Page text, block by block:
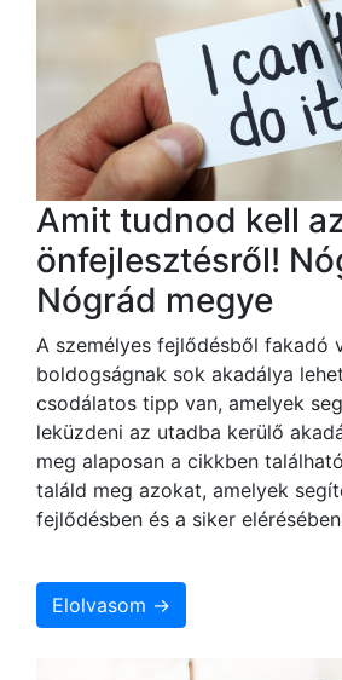
Amit tudnod kell
önfejlesztésről!
Nógrád megye
A személyes fejlődésből fakadó
boldogságnak sok akadálya
csodálatos tipp van, amelyek
leküzdeni az utadba kerülő
meg alaposan a cikkben
találd meg azokat, amelyek
fejlődésben és a siker
Elolvasom →